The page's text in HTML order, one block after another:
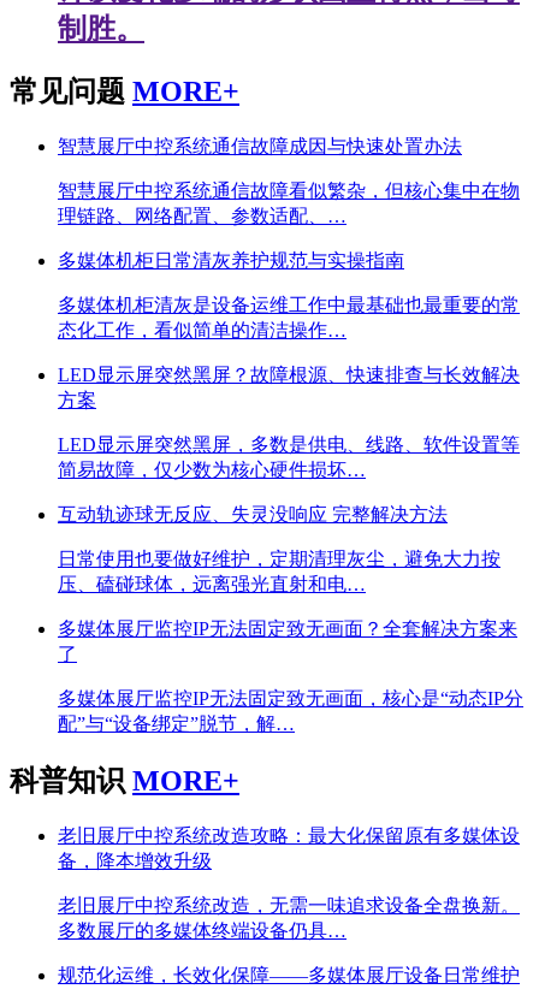
制胜。
常见问题 MORE+
智慧展厅中控系统通信故障成因与快速处置办法
智慧展厅中控系统通信故障看似繁杂，但核心集中在物
理链路、网络配置、参数适配、…
多媒体机柜日常清灰养护规范与实操指南
多媒体机柜清灰是设备运维工作中最基础也最重要的常
态化工作，看似简单的清洁操作…
LED显示屏突然黑屏？故障根源、快速排查与长效解决
方案
LED显示屏突然黑屏，多数是供电、线路、软件设置等
简易故障，仅少数为核心硬件损坏…
互动轨迹球无反应、失灵没响应 完整解决方法
日常使用也要做好维护，定期清理灰尘，避免大力按
压、磕碰球体，远离强光直射和电…
多媒体展厅监控IP无法固定致无画面？全套解决方案来
了
多媒体展厅监控IP无法固定致无画面，核心是“动态IP分
配”与“设备绑定”脱节，解…
科普知识 MORE+
老旧展厅中控系统改造攻略：最大化保留原有多媒体设
备，降本增效升级
老旧展厅中控系统改造，无需一味追求设备全盘换新。
多数展厅的多媒体终端设备仍具…
规范化运维，长效化保障——多媒体展厅设备日常维护